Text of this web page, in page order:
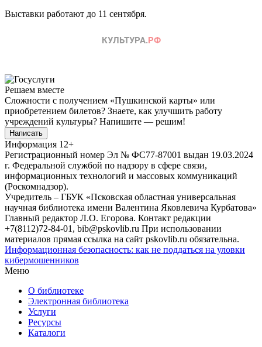
Выставки работают до 11 сентября.
Решаем вместе
Сложности с получением «Пушкинской карты» или
приобретением билетов? Знаете, как улучшить работу
учреждений культуры? Напишите — решим!
Написать
Информация 12+
Регистрационный номер Эл № ФС77-87001 выдан 19.03.2024
г. Федеральной службой по надзору в сфере связи,
информационных технологий и массовых коммуникаций
(Роскомнадзор).
Учредитель – ГБУК «Псковская областная универсальная
научная библиотека имени Валентина Яковлевича Курбатова»
Главный редактор Л.О. Егорова. Контакт редакции
+7(8112)72-84-01, bib@pskovlib.ru При использовании
материалов прямая ссылка на сайт pskovlib.ru обязательна.
Информационная безопасность: как не поддаться на уловки
кибермошенников
Меню
О библиотеке
Электронная библиотека
Услуги
Ресурсы
Каталоги